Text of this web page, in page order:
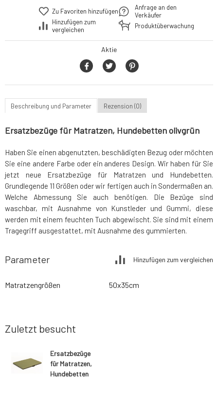
Zu Favoriten hinzufügen
Hinzufügen zum
vergleichen
Anfrage an den
Verkäufer
Produktüberwachung
Aktie
Beschreibung und Parameter Rezension (0)
Ersatzbezüge für Matratzen, Hundebetten olivgrün
Haben Sie einen abgenutzten, beschädigten Bezug oder möchten
Sie eine andere Farbe oder ein anderes Design. Wir haben für Sie
jetzt neue Ersatzbezüge für Matratzen und Hundebetten.
Grundlegende 11 Größen oder wir fertigen auch in Sondermaßen an.
Welche Abmessung Sie auch benötigen. Die Bezüge sind
waschbar, mit Ausnahme von Kunstleder und Gummi, diese
werden mit einem feuchten Tuch abgewischt. Sie sind mit einem
Tragegriff ausgestattet, mit Ausnahme des gummierten.
Parameter Hinzufügen zum vergleichen
Matratzengrößen 50x35cm
Zuletzt besucht
Ersatzbezüge
für Matratzen,
Hundebetten